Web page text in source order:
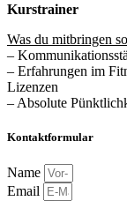
Kurstrainer
Was du mitbringen
–
– Erfahrungen im
Lizenzen
– Absolute
Kontaktformular
Name
Email